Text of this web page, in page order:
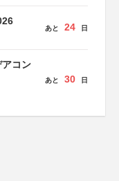
あと 24 日
コン
あと 30 日